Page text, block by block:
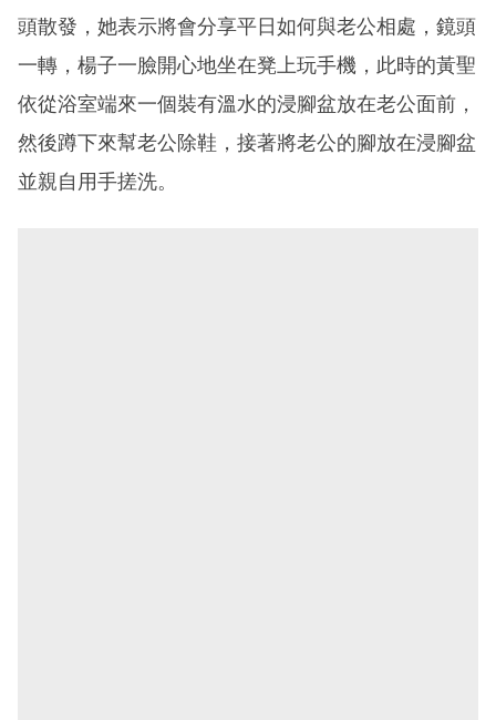
頭散發，她表示將會分享平日如何與老公相處，鏡頭
一轉，楊子一臉開心地坐在凳上玩手機，此時的黃聖
依從浴室端來一個裝有溫水的浸腳盆放在老公面前，
然後蹲下來幫老公除鞋，接著將老公的腳放在浸腳盆
並親自用手搓洗。